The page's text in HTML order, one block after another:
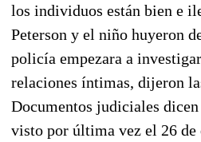
los individuos están bien e
Peterson y el niño huyeron
policía empezara a
relaciones íntimas, dijeron
Documentos judiciales
visto por última vez el 26 de